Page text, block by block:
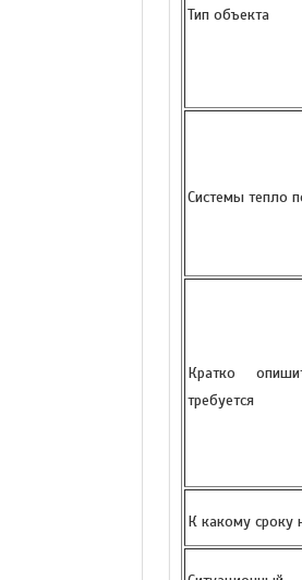
Тип объекта
Системы тепло
Кратко
требуется
К какому сроку